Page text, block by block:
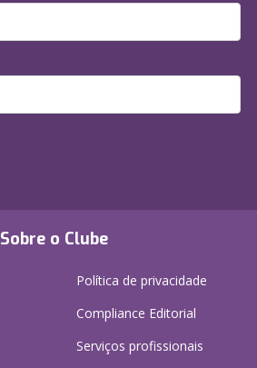
Sobre o Clube
Política de privacidade
Compliance Editorial
Serviços profissionais